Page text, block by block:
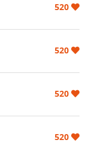
520
520
520
520